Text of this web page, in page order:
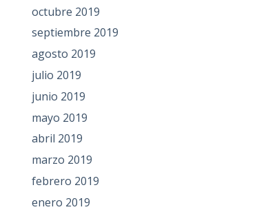
octubre 2019
septiembre 2019
agosto 2019
julio 2019
junio 2019
mayo 2019
abril 2019
marzo 2019
febrero 2019
enero 2019